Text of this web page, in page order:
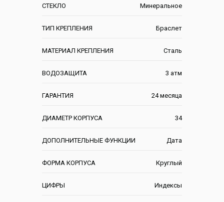
СТЕКЛО Минеральное
ТИП КРЕПЛЕНИЯ Браслет
МАТЕРИАЛ КРЕПЛЕНИЯ Сталь
ВОДОЗАЩИТА 3 атм
ГАРАНТИЯ 24 месяца
ДИАМЕТР КОРПУСА 34
ДОПОЛНИТЕЛЬНЫЕ ФУНКЦИИ Дата
ФОРМА КОРПУСА Круглый
ЦИФРЫ Индексы